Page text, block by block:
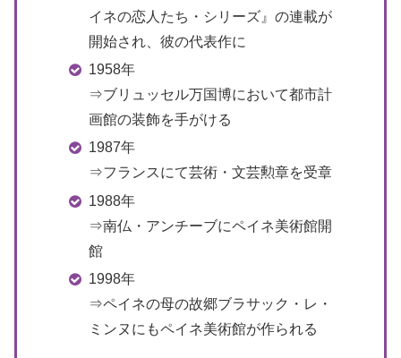
イネの恋人たち・シリーズ』の連載が
開始され、彼の代表作に
1958年
⇒ブリュッセル万国博において都市計
画館の装飾を手がける
1987年
⇒フランスにて芸術・文芸勲章を受章
1988年
⇒南仏・アンチーブにペイネ美術館開
館
1998年
⇒ペイネの母の故郷ブラサック・レ・
ミンヌにもペイネ美術館が作られる